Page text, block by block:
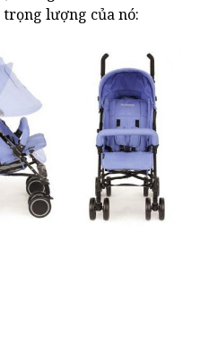
trọng lượng của nó: